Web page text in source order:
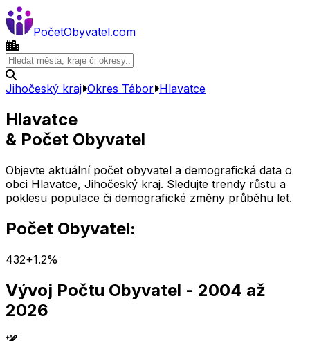
PočetObyvatel.com
Jihočeský kraj Okres Tábor Hlavatce
Hlavatce
& Počet Obyvatel
Objevte aktuální počet obyvatel a demografická data o
obci Hlavatce, Jihočeský kraj. Sledujte trendy růstu a
poklesu populace či demografické změny průběhu let.
Počet Obyvatel:
432+1.2%
Vývoj Počtu Obyvatel - 2004 až
2026